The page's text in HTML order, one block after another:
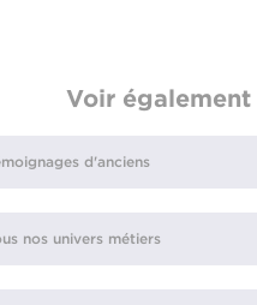
Voir également
d'anciens
nos univers métiers